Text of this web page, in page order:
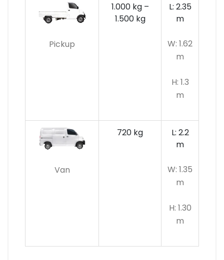
Pickup
1.000 kg –
1.500 kg
L: 2.35
m
W: 1.62
m
H: 1.3
m
Van
720 kg
L: 2.2
m
W: 1.35
m
H: 1.30
m